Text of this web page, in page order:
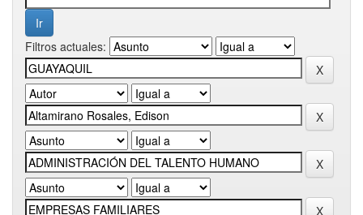
Filtros actuales: